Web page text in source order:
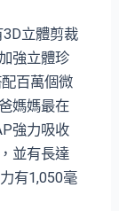
立體剪裁
強立體珍
百萬個微
媽媽最在
強力吸收
並有長達
有1,050毫